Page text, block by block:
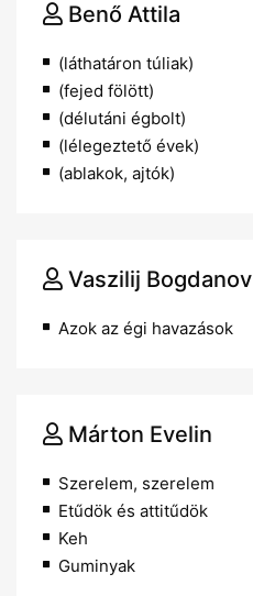
Benő Attila
(láthatáron túliak)
(fejed fölött)
(délutáni égbolt)
(lélegeztető évek)
(ablakok, ajtók)
Vaszilij Bogdanov
Azok az égi havazások
Márton Evelin
Szerelem, szerelem
Etűdök és attitűdök
Keh
Guminyak